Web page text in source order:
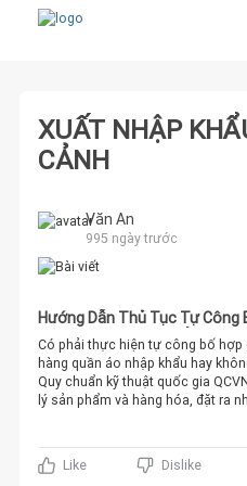
XUẤT NHẬP
CẢNH
Văn An
995 ngày trước
Hướng Dẫn Thủ Tục Tự Công
May Cho Hàng Quần Áo Nhập
Có phải thực hiện tự công bố hợp
hàng quần áo nhập khẩu hay
Quy chuẩn kỹ thuật quốc gia
lý sản phẩm và hàng hóa, đặt ra
đến công bố hợp quy.Quy Định
phải được công bố hợp quy
theo quy định của QCVN 01:2017/
theo Thông tư số 28/2012/TT-
Like Dislike